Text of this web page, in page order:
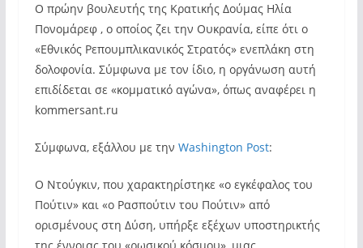
Ο πρώην βουλευτής της Κρατικής Δούμας Ηλία
Πονομάρεφ , ο οποίος ζει την Ουκρανία, είπε ότι ο
«Εθνικός Ρεπουμπλικανικός Στρατός» ενεπλάκη στη
δολοφονία. Σύμφωνα με τον ίδιο, η οργάνωση αυτή
επιδίδεται σε «κομματικό αγώνα», όπως αναφέρει η
kommersant.ru
Σύμφωνα, εξάλλου με την Washington Post:
Ο Ντούγκιν, που χαρακτηρίστηκε «ο εγκέφαλος του
Πούτιν» και «ο Ρασπούτιν του Πούτιν» από
ορισμένους στη Δύση, υπήρξε εξέχων υποστηρικτής